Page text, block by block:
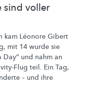
sind voller
kam Léonore Gibert
mit 14 wurde sie
Day“ und nahm an
Flug teil. Ein Tag,
– und ihre